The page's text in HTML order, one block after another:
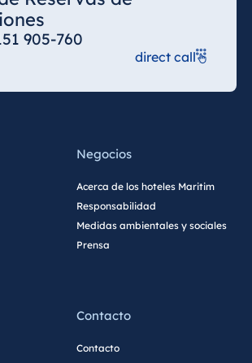
905-760
direct call
Negocios
Acerca de los hoteles Maritim
Responsabilidad
Medidas ambientales y sociales
Prensa
Contacto
Contacto